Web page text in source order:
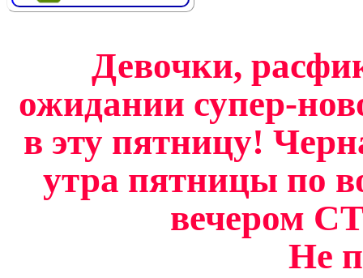
Девочки,
ожидании супер-
в эту пятницу!
утра пятницы по
вечером
Не